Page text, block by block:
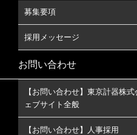
募集要項
採用メッセージ
お問い合わせ
【お問い合わせ】東京計器株
ェブサイト全般
【お問い合わせ】人事採用